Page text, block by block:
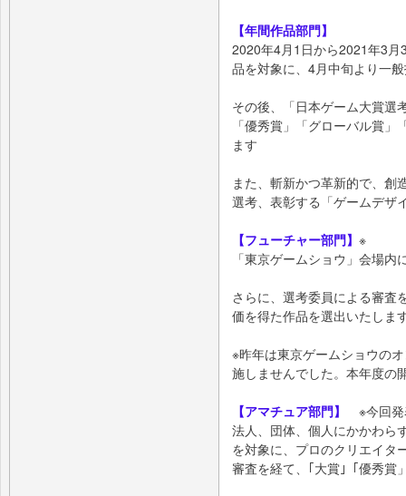
【年間作品部門】
2020年4月1日から2021年3
品を対象に、4月中旬より一
その後、「日本ゲーム大賞選
「優秀賞」「グローバル賞
ます
また、斬新かつ革新的で、創
選考、表彰する「ゲームデザ
【フューチャー部門】 ※
「東京ゲームショウ」会場
さらに、選考委員による審査
価を得た作品を選出いたしま
※昨年は東京ゲームショウの
施しませんでした。本年度の
【アマチュア部門】
※今回
法人、団体、個人にかかわら
を対象に、プロのクリエイタ
審査を経て、｢大賞｣「優秀賞